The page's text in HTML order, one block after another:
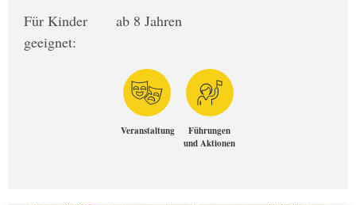
Für Kinder
geeignet:
ab 8 Jahren
Veranstaltung
Führungen
und Aktionen